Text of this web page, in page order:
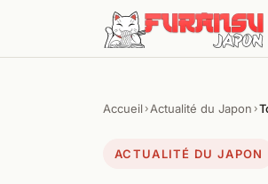
Aller au contenu
Accueil › Actualité du Japon ›
ACTUALITÉ DU JAPON